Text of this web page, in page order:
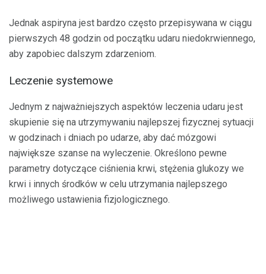
Jednak aspiryna jest bardzo często przepisywana w ciągu
pierwszych 48 godzin od początku udaru niedokrwiennego,
aby zapobiec dalszym zdarzeniom.
Leczenie systemowe
Jednym z najważniejszych aspektów leczenia udaru jest
skupienie się na utrzymywaniu najlepszej fizycznej sytuacji
w godzinach i dniach po udarze, aby dać mózgowi
największe szanse na wyleczenie. Określono pewne
parametry dotyczące ciśnienia krwi, stężenia glukozy we
krwi i innych środków w celu utrzymania najlepszego
możliwego ustawienia fizjologicznego.